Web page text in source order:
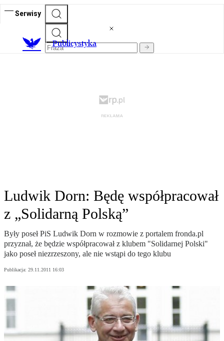
Serwisy
Publicystyka
Ludwik Dorn: Będę współpracował
z „Solidarną Polską”
Były poseł PiS Ludwik Dorn w rozmowie z portalem fronda.pl
przyznał, że będzie współpracował z klubem "Solidarnej Polski"
jako poseł niezrzeszony, ale nie wstąpi do tego klubu
Publikacja: 29.11.2011 16:03